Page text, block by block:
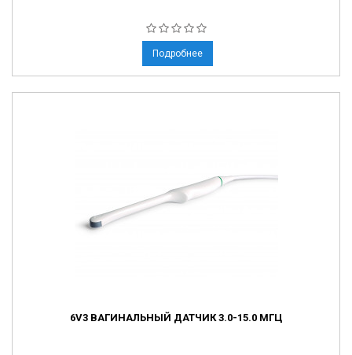
Подробнее
6V3 ВАГИНАЛЬНЫЙ ДАТЧИК 3.0-15.0 МГЦ